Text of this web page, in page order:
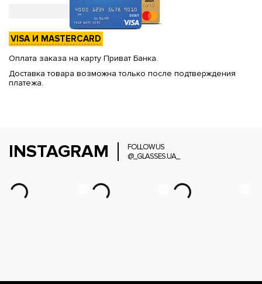
VISA И MASTERCARD
Оплата заказа на карту Приват Банка.
Доставка товара возможна только после подтверждения
платежа.
INSTAGRAM
FOLLOW US
@_GLASSES.UA_